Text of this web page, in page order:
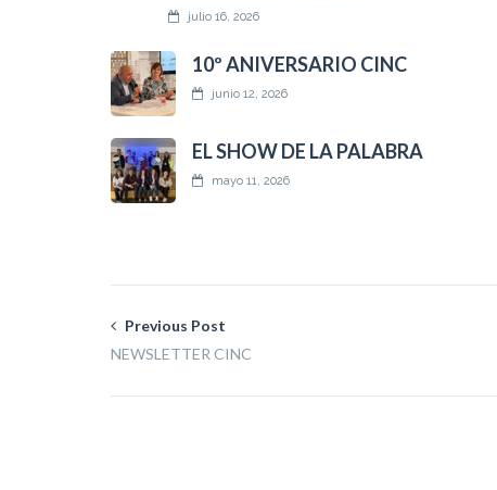
julio 16, 2026
10º ANIVERSARIO CINC
junio 12, 2026
EL SHOW DE LA PALABRA
mayo 11, 2026
Previous Post
NEWSLETTER CINC